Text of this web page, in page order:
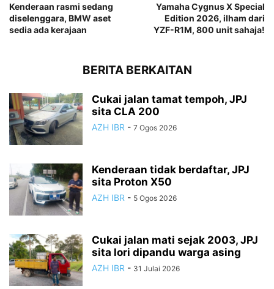
Kenderaan rasmi sedang
diselenggara, BMW aset
sedia ada kerajaan
Yamaha Cygnus X Special
Edition 2026, ilham dari
YZF-R1M, 800 unit sahaja!
BERITA BERKAITAN
Cukai jalan tamat tempoh, JPJ
sita CLA 200
AZH IBR - 7 Ogos 2026
Kenderaan tidak berdaftar, JPJ
sita Proton X50
AZH IBR - 5 Ogos 2026
Cukai jalan mati sejak 2003, JPJ
sita lori dipandu warga asing
AZH IBR - 31 Julai 2026